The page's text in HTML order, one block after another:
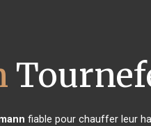
fiable pour chauffer leur